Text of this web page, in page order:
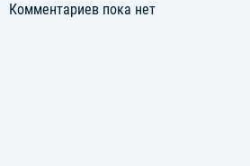
Комментариев пока нет